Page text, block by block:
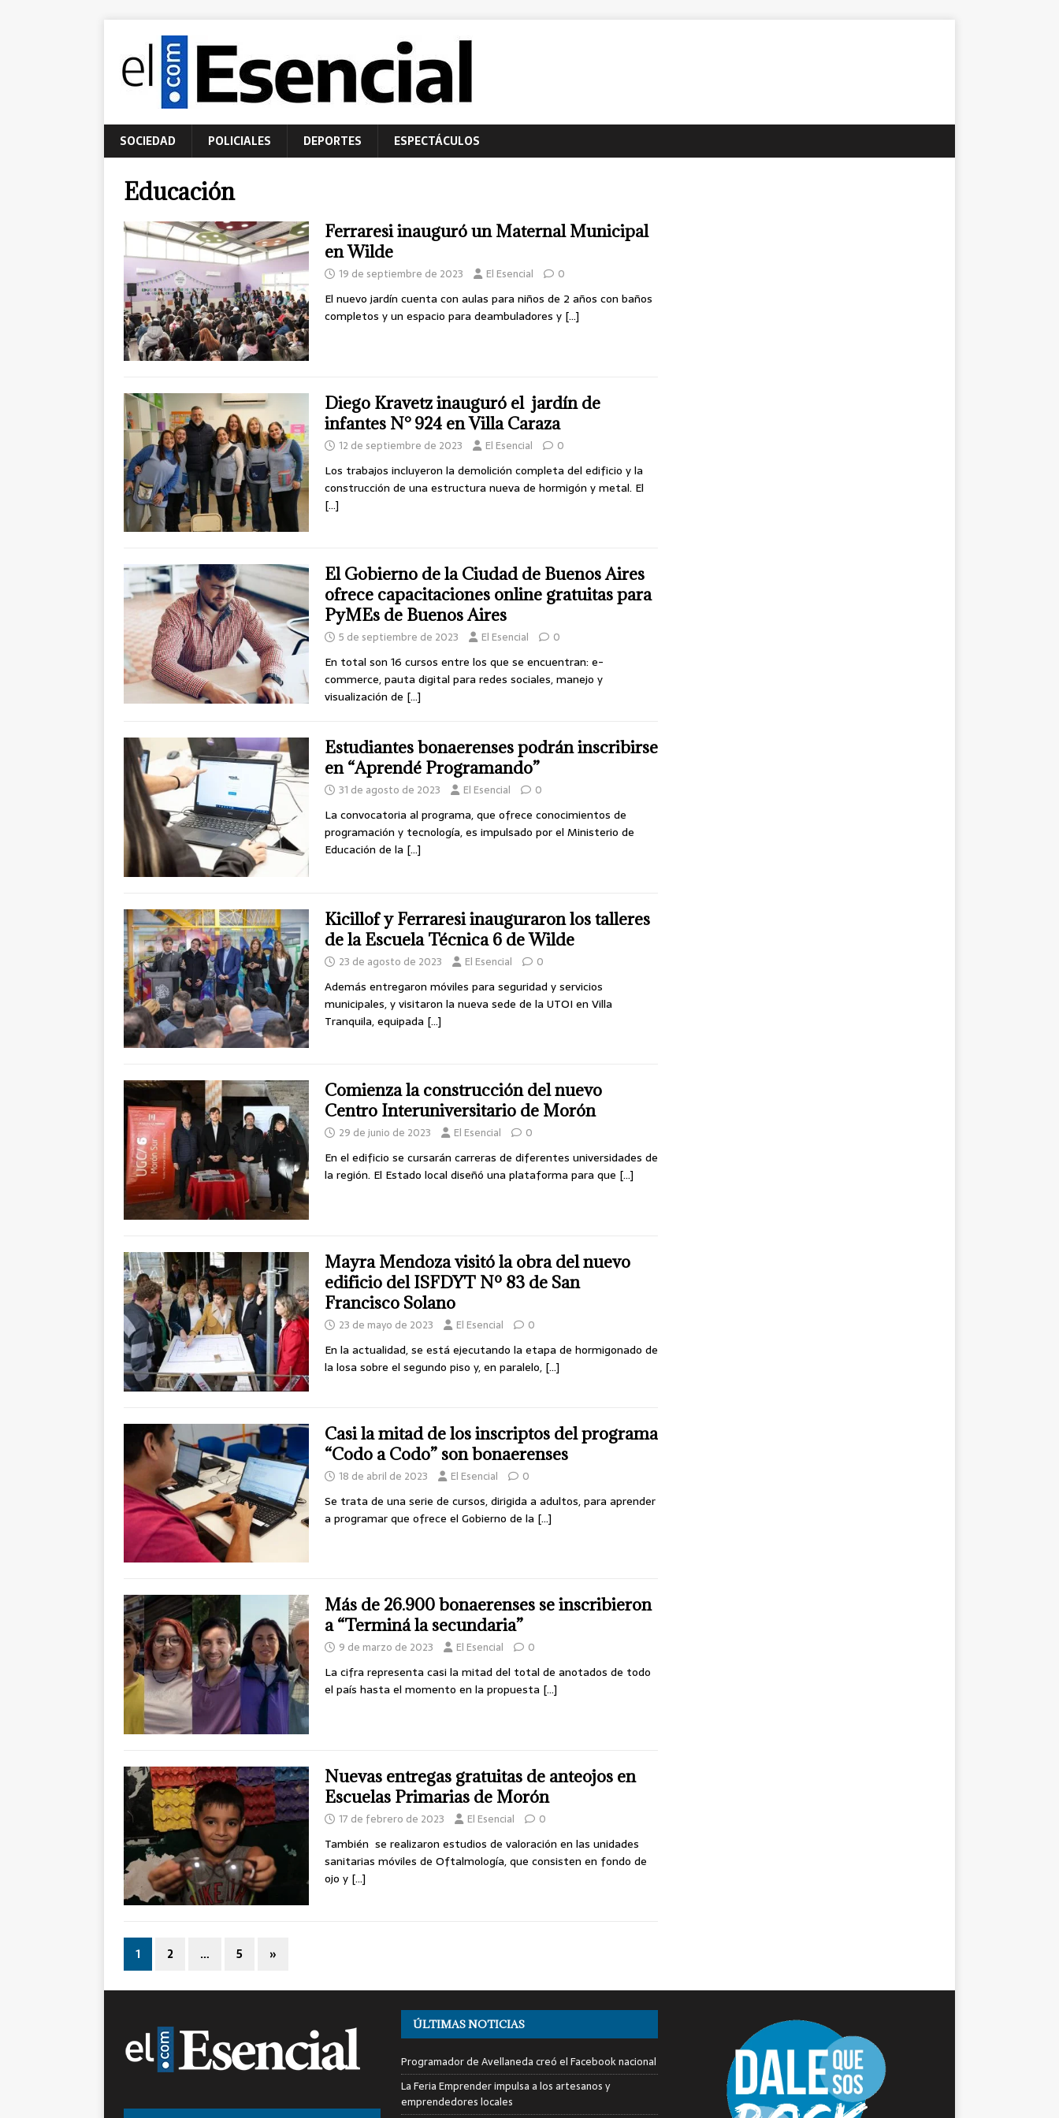
SOCIEDAD POLICIALES DEPORTES ESPECTÁCULOS
Educación
Ferraresi inauguró un Maternal Municipal
en Wilde
19 de septiembre de 2023 El Esencial 0
El nuevo jardín cuenta con aulas para niños de 2 años con baños
completos y un espacio para deambuladores y […]
Diego Kravetz inauguró el jardín de
infantes N° 924 en Villa Caraza
12 de septiembre de 2023 El Esencial 0
Los trabajos incluyeron la demolición completa del edificio y la
construcción de una estructura nueva de hormigón y metal. El
[…]
El Gobierno de la Ciudad de Buenos Aires
ofrece capacitaciones online gratuitas para
PyMEs de Buenos Aires
5 de septiembre de 2023 El Esencial 0
En total son 16 cursos entre los que se encuentran: e-
commerce, pauta digital para redes sociales, manejo y
visualización de […]
Estudiantes bonaerenses podrán inscribirse
en “Aprendé Programando”
31 de agosto de 2023 El Esencial 0
La convocatoria al programa, que ofrece conocimientos de
programación y tecnología, es impulsado por el Ministerio de
Educación de la […]
Kicillof y Ferraresi inauguraron los talleres
de la Escuela Técnica 6 de Wilde
23 de agosto de 2023 El Esencial 0
Además entregaron móviles para seguridad y servicios
municipales, y visitaron la nueva sede de la UTOI en Villa
Tranquila, equipada […]
Comienza la construcción del nuevo
Centro Interuniversitario de Morón
29 de junio de 2023 El Esencial 0
En el edificio se cursarán carreras de diferentes universidades de
la región. El Estado local diseñó una plataforma para que […]
Mayra Mendoza visitó la obra del nuevo
edificio del ISFDYT Nº 83 de San
Francisco Solano
23 de mayo de 2023 El Esencial 0
En la actualidad, se está ejecutando la etapa de hormigonado de
la losa sobre el segundo piso y, en paralelo, […]
Casi la mitad de los inscriptos del programa
“Codo a Codo” son bonaerenses
18 de abril de 2023 El Esencial 0
Se trata de una serie de cursos, dirigida a adultos, para aprender
a programar que ofrece el Gobierno de la […]
Más de 26.900 bonaerenses se inscribieron
a “Terminá la secundaria”
9 de marzo de 2023 El Esencial 0
La cifra representa casi la mitad del total de anotados de todo
el país hasta el momento en la propuesta […]
Nuevas entregas gratuitas de anteojos en
Escuelas Primarias de Morón
17 de febrero de 2023 El Esencial 0
También se realizaron estudios de valoración en las unidades
sanitarias móviles de Oftalmología, que consisten en fondo de
ojo y […]
1 2 … 5 »
ÚLTIMAS NOTICIAS
Programador de Avellaneda creó el Facebook nacional
La Feria Emprender impulsa a los artesanos y
emprendedores locales